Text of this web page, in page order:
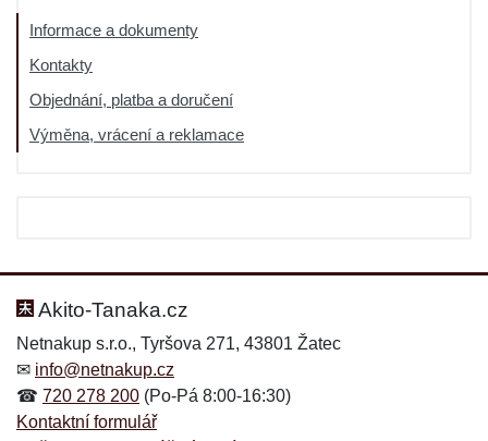
Informace a dokumenty
Kontakty
Objednání, platba a doručení
Výměna, vrácení a reklamace
Akito-Tanaka.cz
Netnakup s.r.o., Tyršova 271, 43801 Žatec
✉ info@netnakup.cz
☎ 720 278 200 (Po-Pá 8:00-16:30)
Kontaktní formulář